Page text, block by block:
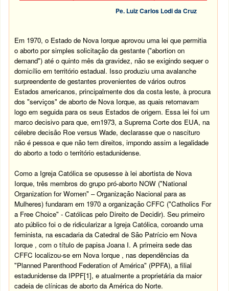
Pe. Luiz Carlos Lodi da Cruz
Em 1970, o Estado de Nova Iorque aprovou uma lei que permitia
o aborto por simples solicitação da gestante ("abortion on
demand") até o quinto mês da gravidez, não se exigindo sequer o
domicílio em território estadual. Isso produziu uma avalanche
surpreendente de gestantes provenientes de vários outros
Estados americanos, principalmente dos da costa leste, à procura
dos "serviços" de aborto de Nova Iorque, as quais retornavam
logo em seguida para os seus Estados de origem. Essa lei foi um
marco decisivo para que, em1973, a Suprema Corte dos EUA, na
célebre decisão Roe versus Wade, declarasse que o nascituro
não é pessoa e que não tem direitos, impondo assim a legalidade
do aborto a todo o território estadunidense.
Como a Igreja Católica se opusesse à lei abortista de Nova
Iorque, três membros do grupo pró-aborto NOW ("National
Organization for Women" – Organização Nacional para as
Mulheres) fundaram em 1970 a organização CFFC ("Catholics For
a Free Choice" - Católicas pelo Direito de Decidir). Seu primeiro
ato público foi o de ridicularizar a Igreja Católica, coroando uma
feminista, na escadaria da Catedral de São Patrício em Nova
Iorque , com o título de papisa Joana I. A primeira sede das
CFFC localizou-se em Nova Iorque , nas dependências da
"Planned Parenthood Federation of América" (PPFA), a filial
estadunidense da IPPF[1], e atualmente a proprietária da maior
cadeia de clínicas de aborto da América do Norte.